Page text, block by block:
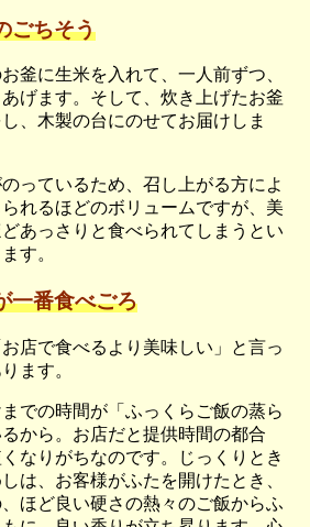
ごちそう
釜に生米を入れて、一人前ずつ、
げます。そして、炊き上げたお釜
、木製の台にのせてお届けしま
っているため、召し上がる方によ
れるほどのボリュームですが、美
あっさりと食べられてしまうとい
す。
一番食べごろ
店で食べるより美味しい」と言っ
ます。
での時間が「ふっくらご飯の蒸ら
から。お店だと提供時間の都合
くなりがちなのです。じっくりとき
は、お客様がふたを開けたとき、
ほど良い硬さの熱々のご飯からふ